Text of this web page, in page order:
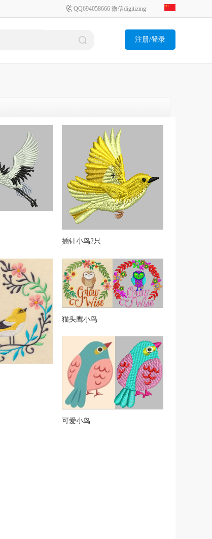
QQ694058666 微信digitizing
注册/登录
插针小鸟2只
猫头鹰小鸟
可爱小鸟